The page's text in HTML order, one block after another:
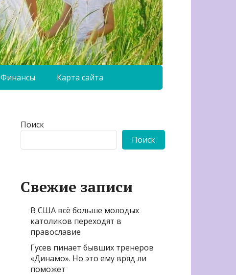
Финансы Карта сайта
Поиск
Поиск
Свежие записи
В США всё больше молодых
католиков переходят в
православие
Гусев пинает бывших тренеров
«Динамо». Но это ему вряд ли
поможет